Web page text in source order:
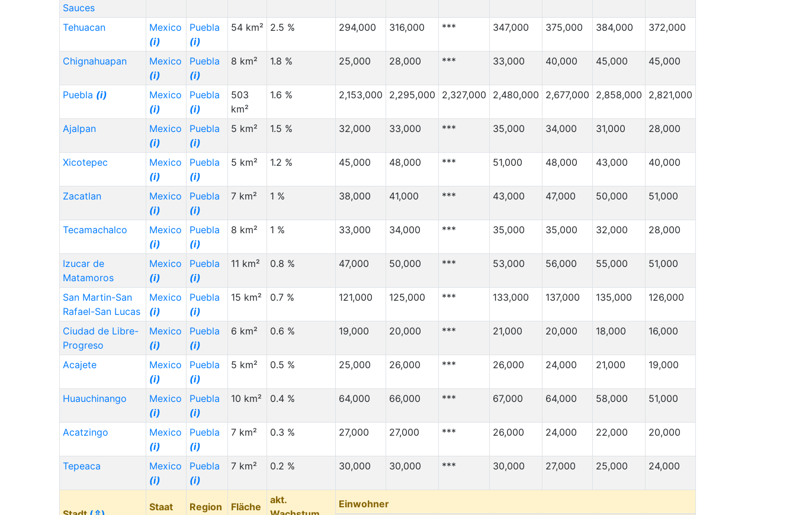
Sauces
Tehuacan
Mexico
(i)
Puebla
(i)
54 km² 2.5 % 294,000 316,000 *** 347,000 375,000 384,000 372,000
Chignahuapan
Mexico
(i)
Puebla
(i)
8 km² 1.8 % 25,000 28,000 *** 33,000 40,000 45,000 45,000
Puebla (i)
Mexico
(i)
Puebla
(i)
503
km²
1.6 % 2,153,000 2,295,000 2,327,000 2,480,000 2,677,000 2,858,000 2,821,000
Ajalpan
Mexico
(i)
Puebla
(i)
5 km² 1.5 % 32,000 33,000 *** 35,000 34,000 31,000 28,000
Xicotepec
Mexico
(i)
Puebla
(i)
5 km² 1.2 % 45,000 48,000 *** 51,000 48,000 43,000 40,000
Zacatlan
Mexico
(i)
Puebla
(i)
7 km² 1 % 38,000 41,000 *** 43,000 47,000 50,000 51,000
Tecamachalco
Mexico
(i)
Puebla
(i)
8 km² 1 % 33,000 34,000 *** 35,000 35,000 32,000 28,000
Izucar de
Matamoros
Mexico
(i)
Puebla
(i)
11 km² 0.8 % 47,000 50,000 *** 53,000 56,000 55,000 51,000
San Martin-San
Rafael-San Lucas
Mexico
(i)
Puebla
(i)
15 km² 0.7 % 121,000 125,000 *** 133,000 137,000 135,000 126,000
Ciudad de Libre-
Progreso
Mexico
(i)
Puebla
(i)
6 km² 0.6 % 19,000 20,000 *** 21,000 20,000 18,000 16,000
Acajete
Mexico
(i)
Puebla
(i)
5 km² 0.5 % 25,000 26,000 *** 26,000 24,000 21,000 19,000
Huauchinango
Mexico
(i)
Puebla
(i)
10 km² 0.4 % 64,000 66,000 *** 67,000 64,000 58,000 51,000
Acatzingo
Mexico
(i)
Puebla
(i)
7 km² 0.3 % 27,000 27,000 *** 26,000 24,000 22,000 20,000
Tepeaca
Mexico
(i)
Puebla
(i)
7 km² 0.2 % 30,000 30,000 *** 30,000 27,000 25,000 24,000
Staat Region Fläche
akt.
Einwohner